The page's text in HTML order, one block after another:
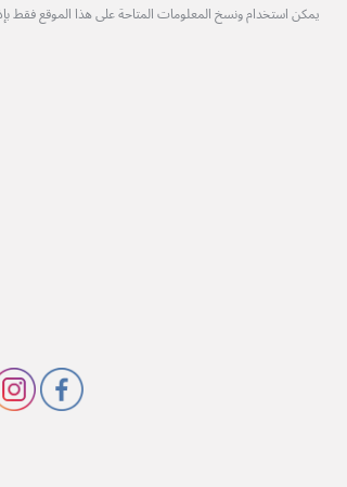
يمكن استخدام ونسخ المعلومات المتاحة على هذا الموقع